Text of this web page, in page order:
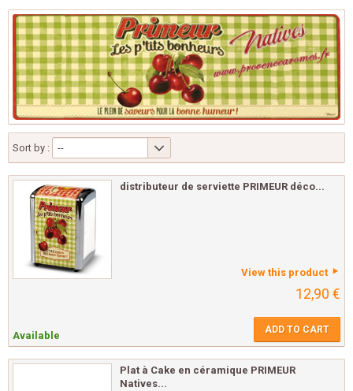
Sort by : --
distributeur de serviette PRIMEUR déco...
View this product
12,90 €
Available ADD TO CART
Plat à Cake en céramique PRIMEUR
Natives...